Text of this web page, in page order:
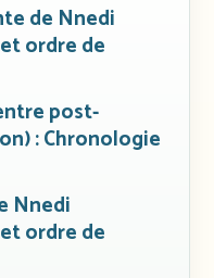
de Nnedi
ordre de
post-
: Chronologie
Nnedi
ordre de